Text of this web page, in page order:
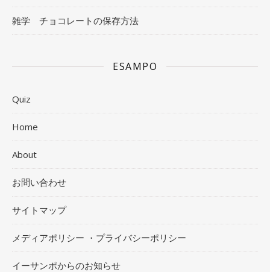
雑学 チョコレートの保存方法
ESAMPO
Quiz
Home
About
お問い合わせ
サイトマップ
メディアポリシー ・プライバシーポリシー
イーサンポからのお知らせ